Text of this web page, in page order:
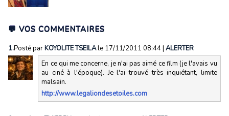
💬 VOS COMMENTAIRES
1.Posté parKOYOLITE TSEILAle 17/11/2011 08:44| ALERTER
En ce qui me concerne, je n'ai pas aimé ce film (je l'avais vu
au ciné à l'époque). Je l'ai trouvé très inquiétant, limite
malsain.
http://www.legaliondesetoiles.com